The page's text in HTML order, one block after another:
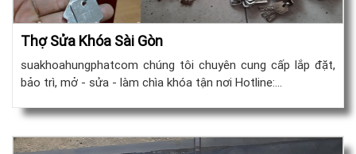
Thợ Sửa Khóa Sài Gòn
suakhoahungphatcom chúng tôi chuyên cung cấp lắp đặt,
bảo trì, mở - sửa - làm chìa khóa tận nơi Hotline:…